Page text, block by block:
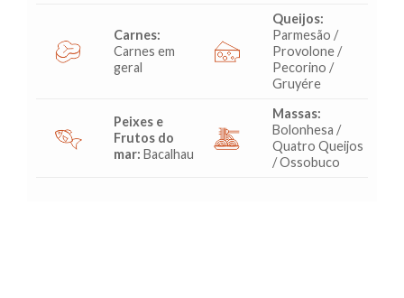
Carnes:
Carnes em
geral
Queijos:
Parmesão /
Provolone /
Pecorino /
Gruyére
Peixes e
Frutos do
mar: Bacalhau
Massas:
Bolonhesa /
Quatro Queijos
/ Ossobuco